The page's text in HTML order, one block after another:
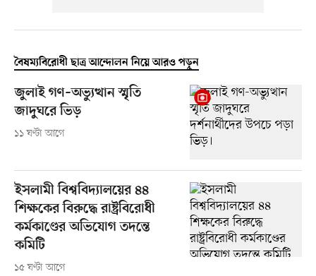
বৈষম্যবিরোধী ছাত্র আন্দোলন নিয়ে আরও পড়ুন
জুলাই গণ–অভ্যুত্থান স্মৃতি
জাদুঘরে ভিড়
১১ ঘণ্টা আগে
ইসলামী বিশ্ববিদ্যালয়ের ৪৪
শিক্ষকের বিরুদ্ধে রাষ্ট্রবিরোধী
কর্মকাণ্ডের অভিযোগ তদন্তে
কমিটি
১৫ ঘণ্টা আগে